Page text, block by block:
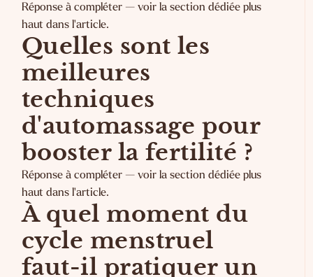
Réponse à compléter — voir la section dédiée plus
haut dans l'article.
Quelles sont les
meilleures
techniques
d'automassage pour
booster la fertilité ?
Réponse à compléter — voir la section dédiée plus
haut dans l'article.
À quel moment du
cycle menstruel
faut-il pratiquer un